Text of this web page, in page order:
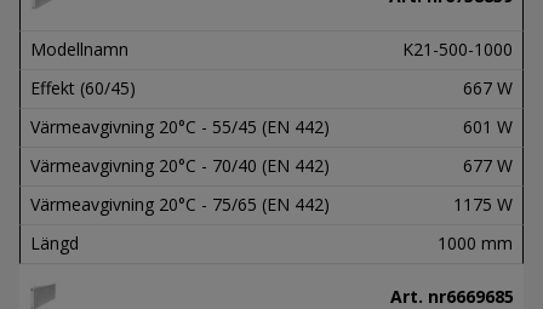
Modellnamn
K21-500-1000
Effekt (60/45)
667 W
Värmeavgivning 20°C - 55/45 (EN 442)
601 W
Värmeavgivning 20°C - 70/40 (EN 442)
677 W
Värmeavgivning 20°C - 75/65 (EN 442)
1175 W
Längd
1000 mm
Art. nr6669685